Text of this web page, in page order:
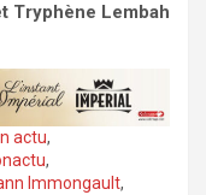
Tryphène Lembah
actu,
,
Immongault,